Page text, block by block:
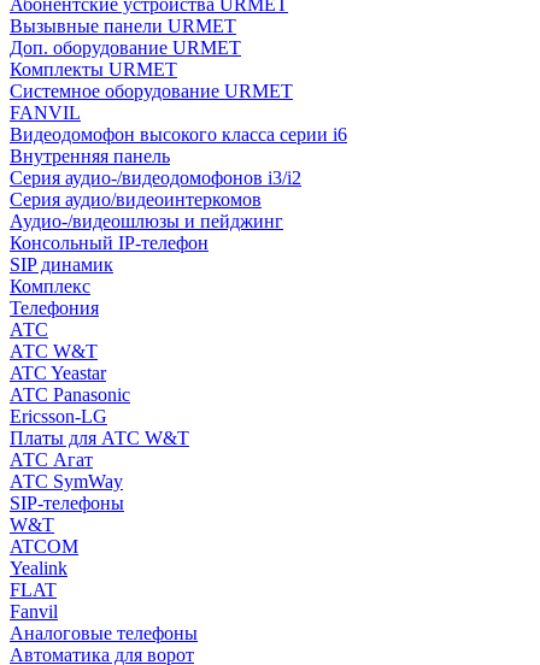
Абонентские устройства URMET
Вызывные панели URMET
Доп. оборудование URMET
Комплекты URMET
Системное оборудование URMET
FANVIL
Видеодомофон высокого класса серии i6
Внутренняя панель
Серия аудио-/видеодомофонов i3/i2
Серия аудио/видеоинтеркомов
Аудио-/видеошлюзы и пейджинг
Консольный IP-телефон
SIP динамик
Комплекс
Телефония
АТС
АТС W&T
ATC Yeastar
АТС Panasonic
Ericsson-LG
Платы для АТС W&T
АТС Агат
АТС SymWay
SIP-телефоны
W&T
ATCOM
Yealink
FLAT
Fanvil
Аналоговые телефоны
Автоматика для ворот